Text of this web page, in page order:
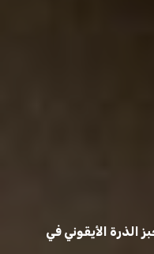
الذرة الأيقوني في